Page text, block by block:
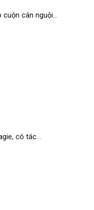
cán nguội...
có tác...